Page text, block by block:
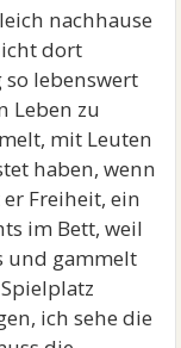
nachhause
dort
so lebenswert
Leben zu
mit Leuten
haben, wenn
Freiheit, ein
im Bett, weil
und gammelt
ich sehe die